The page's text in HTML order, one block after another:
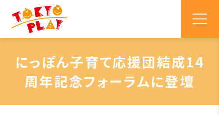
にっぽん子育て応援団結成14
周年記念フォーラムに登壇